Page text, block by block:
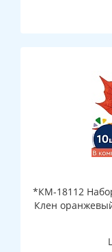
*КМ-18112
Клен